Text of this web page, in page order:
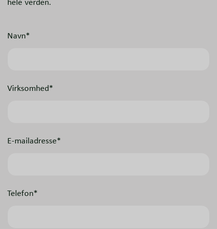
Navn*
Virksomhed*
E-mailadresse*
Telefon*